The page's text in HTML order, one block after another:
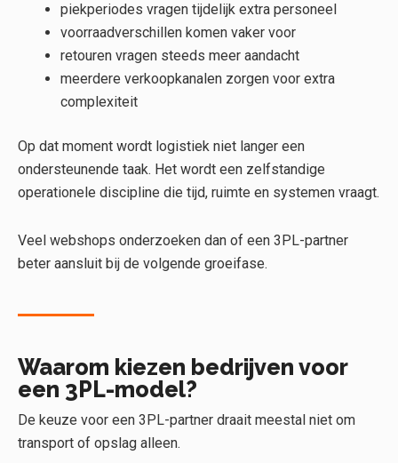
piekperiodes vragen tijdelijk extra personeel
voorraadverschillen komen vaker voor
retouren vragen steeds meer aandacht
meerdere verkoopkanalen zorgen voor extra
complexiteit
Op dat moment wordt logistiek niet langer een
ondersteunende taak. Het wordt een zelfstandige
operationele discipline die tijd, ruimte en systemen vraagt.
Veel webshops onderzoeken dan of een 3PL-partner
beter aansluit bij de volgende groeifase.
Waarom kiezen bedrijven voor
een 3PL-model?
De keuze voor een 3PL-partner draait meestal niet om
transport of opslag alleen.